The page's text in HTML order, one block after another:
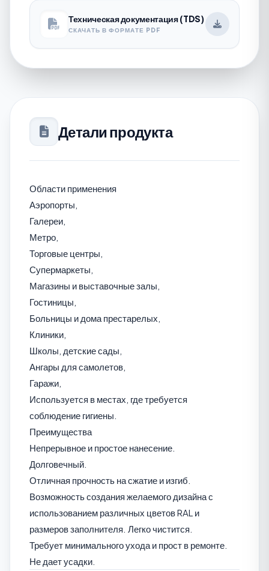
Техническая документация (TDS)
СКАЧАТЬ В ФОРМАТЕ PDF
Детали продукта
Области применения
Аэропорты,
Галереи,
Метро,
Торговые центры,
Супермаркеты,
Магазины и выставочные залы,
Гостиницы,
Больницы и дома престарелых,
Клиники,
Школы, детские сады,
Ангары для самолетов,
Гаражи,
Используется в местах, где требуется
соблюдение гигиены.
Преимущества
Непрерывное и простое нанесение.
Долговечный.
Отличная прочность на сжатие и изгиб.
Возможность создания желаемого дизайна с
использованием различных цветов RAL и
размеров заполнителя. Легко чистится.
Требует минимального ухода и прост в ремонте.
Не дает усадки.